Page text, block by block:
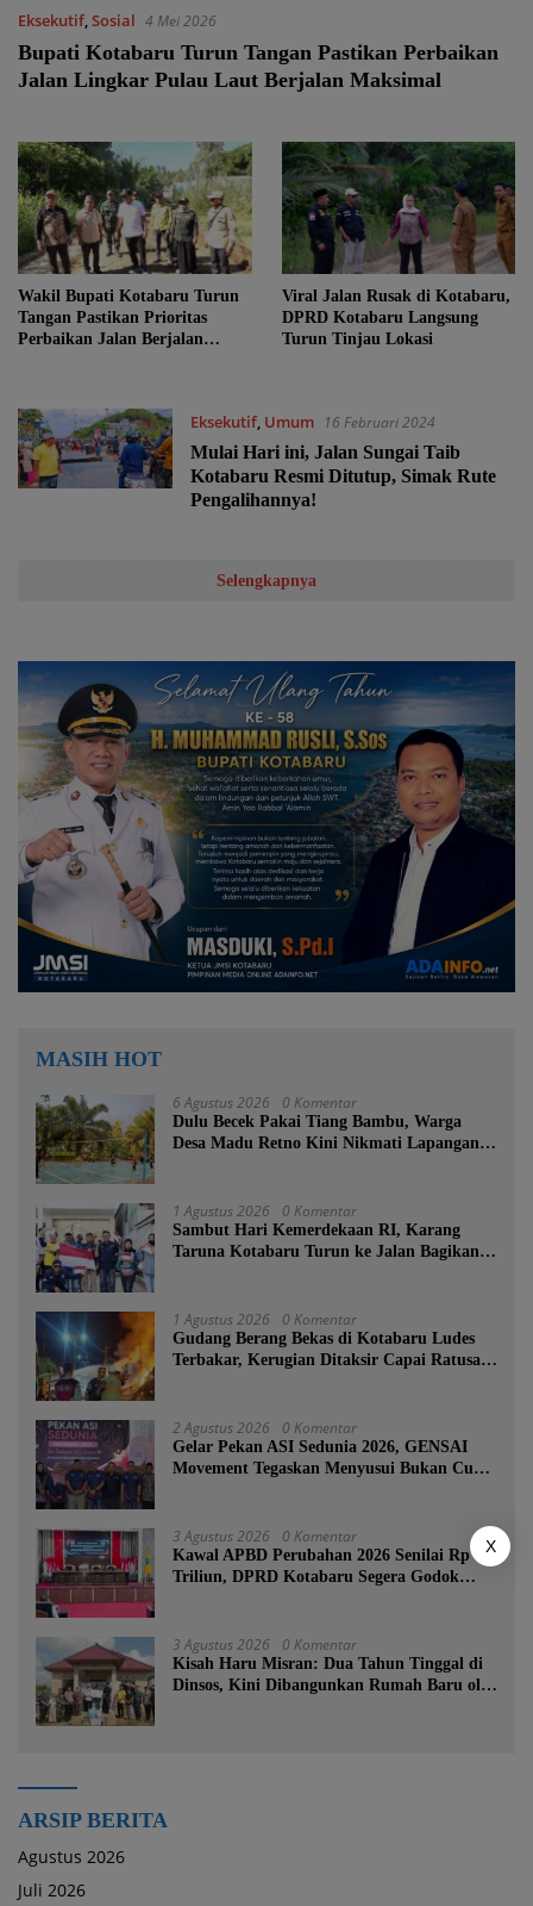
Eksekutif,Sosial 4 Mei 2026
Bupati Kotabaru Turun Tangan Pastikan Perbaikan
Jalan Lingkar Pulau Laut Berjalan Maksimal
Wakil Bupati Kotabaru Turun
Tangan Pastikan Prioritas
Perbaikan Jalan Berjalan
Viral Jalan Rusak di Kotabaru,
DPRD Kotabaru Langsung
Turun Tinjau Lokasi
Eksekutif, Umum
16 Februari 2024
Mulai Hari ini, Jalan Sungai Taib
Kotabaru Resmi Ditutup, Simak Rute
Pengalihannya!
Selengkapnya
MASIH HOT
6 Agustus 2026 0 Komentar
Dulu Becek Pakai Tiang Bambu, Warga
Desa Madu Retno Kini Nikmati Lapangan
1 Agustus 2026 0 Komentar
Sambut Hari Kemerdekaan RI, Karang
Taruna Kotabaru Turun ke Jalan Bagikan
1 Agustus 2026 0 Komentar
Gudang Berang Bekas di Kotabaru Ludes
Terbakar, Kerugian Ditaksir Capai Ratusan
2 Agustus 2026 0 Komentar
Gelar Pekan ASI Sedunia 2026, GENSAI
Movement Tegaskan Menyusui Bukan Cuma
3 Agustus 2026 0 Komentar
Kawal APBD Perubahan 2026 Senilai Rp 3,6
Triliun, DPRD Kotabaru Segera Godok
3 Agustus 2026 0 Komentar
Kisah Haru Misran: Dua Tahun Tinggal di
Dinsos, Kini Dibangunkan Rumah Baru oleh
ARSIP BERITA
Agustus 2026
Juli 2026
X